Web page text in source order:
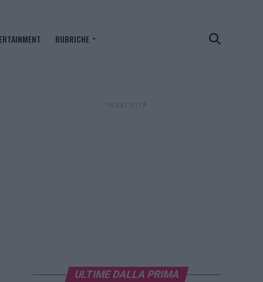
RUBRICHE
PUBBLICITÀ
ULTIME DALLA PRIMA